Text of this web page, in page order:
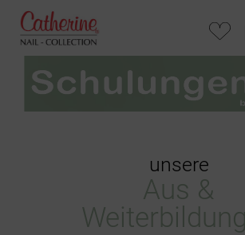
unsere
Aus &